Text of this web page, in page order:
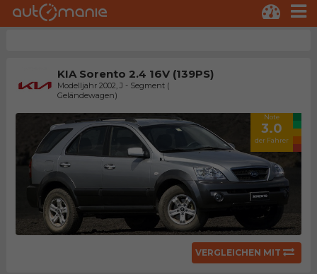
KIA Sorento 2.4 16V (139PS)
Modelljahr 2002, J - Segment (
Geländewagen)
Note
3.0
der Fahrer
VERGLEICHEN MIT